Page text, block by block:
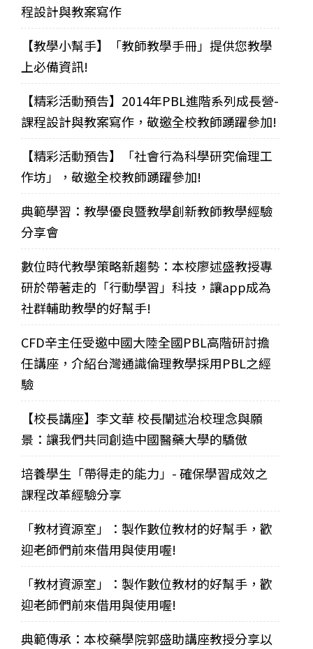
程設計與教案寫作
【教學小幫手】「教師教學手冊」提供您教學
上必備資訊!
【精彩活動預告】2014年PBL進階系列成長營-
課程設計與教案寫作，敬邀全校教師踴躍參加!
【精彩活動預告】「社會行為科學研究倫理工
作坊」，敬邀全校教師踴躍參加!
典範學習：教學優良暨教學創新教師教學經驗
分享會
數位時代教學策略新趨勢：本校廖述盛教授專
研於帶著走的「行動學習」科技，讓app成為
社群輔助教學的好幫手!
CFD辛主任受邀中國大陸全國PBL高階研討擔
任講座，介紹台灣通識倫理教學採用PBL之經
驗
【校長講座】李文華 校長闡述治校理念與願
景：讓我們共同創造中國醫藥大學的驕傲
培養學生「帶得走的能力」- 確保學習成效之
課程改革經驗分享
「教材資源室」：製作數位教材的好幫手，歡
迎老師們前來借用與使用喔!
「教材資源室」：製作數位教材的好幫手，歡
迎老師們前來借用與使用喔!
典範傳承：本校藥學院郭盛助講座教授分享以